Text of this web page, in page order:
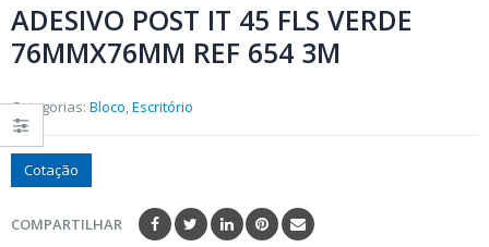
ADESIVO POST IT 45 FLS VERDE
76MMX76MM REF 654 3M
Categorias: Bloco,Escritório
Cotação
COMPARTILHAR